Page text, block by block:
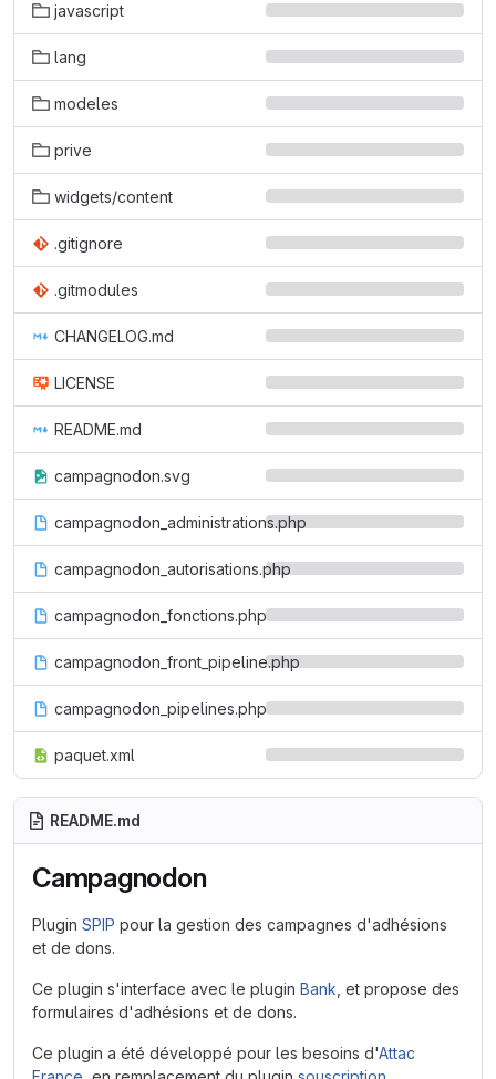
javascript
lang
modeles
prive
widgets/content
.gitignore
.gitmodules
CHANGELOG.md
LICENSE
README.md
campagnodon.svg
campagnodon_administrations.php
campagnodon_autorisations.php
campagnodon_fonctions.php
campagnodon_front_pipeline.php
campagnodon_pipelines.php
paquet.xml
README.md
Campagnodon
Plugin SPIP pour la gestion des campagnes d'adhésions
et de dons.
Ce plugin s'interface avec le plugin Bank , et propose des
formulaires d'adhésions et de dons.
Ce plugin a été développé pour les besoins d'Attac